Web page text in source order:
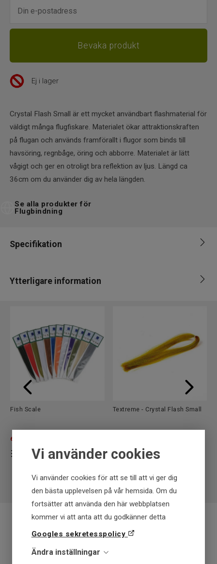
Vi använder cookies
Vi använder cookies för att se till att vi ger dig
den bästa upplevelsen på vår hemsida. Om du
fortsätter att använda den här webbplatsen
kommer vi att anta att du godkänner detta
Googles sekretesspolicy
Ändra inställningar
Ej i lager
Crystal Flash Small är ett mycket användbart flashmaterial för
väldigt många flugfiskare. Materialet ökar attraktionskraften
på flugan och används framförallt i flugor som binds till
havsöring, regnbåge, öring och abborre. Materialet är lätt
vågigt och ger en otroligt bra reflektion av ljus. Längd ca
36cm om du använder dig av hela längden.
Se alla produkter för
Flugbindning
Specifikation
Ytterligare information
Textreme
EAN
8053017453293
Fish Scale
69
Textreme - Crystal Flash Small
Fraktfritt över 699 kr